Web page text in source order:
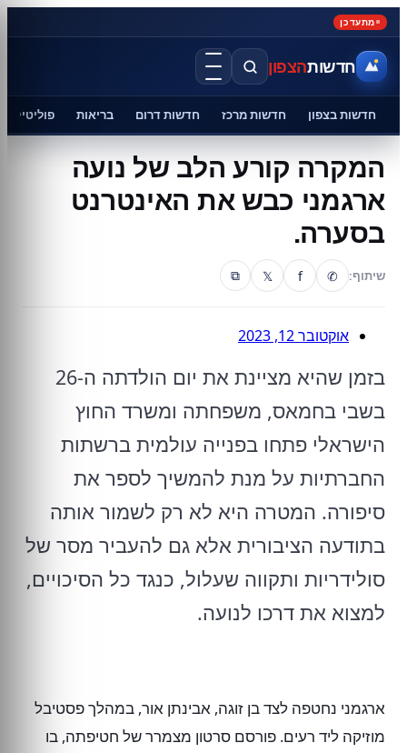
מתעדכן
חדשותהצפון
חדשות בצפון חדשות מרכז חדשות דרום בריאות פוליטיקה
המקרה קורע הלב של נועה
ארגמני כבש את האינטרנט
בסערה.
שיתוף: ✆
f
𝕏
⧉
אוקטובר 12, 2023
בזמן שהיא מציינת את יום הולדתה ה-26
בשבי בחמאס, משפחתה ומשרד החוץ
הישראלי פתחו בפנייה עולמית ברשתות
החברתיות על מנת להמשיך לספר את
סיפורה. המטרה היא לא רק לשמור אותה
בתודעה הציבורית אלא גם להעביר מסר של
סולידריות ותקווה שעלול, כנגד כל הסיכויים,
למצוא את דרכו לנועה.
ארגמני נחטפה לצד בן זוגה, אבינתן אור, במהלך פסטיבל
מוזיקה ליד רעים. פורסם סרטון מצמרר של חטיפתה, בו